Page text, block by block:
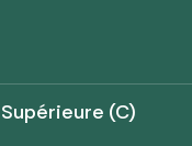
Supérieure (C)